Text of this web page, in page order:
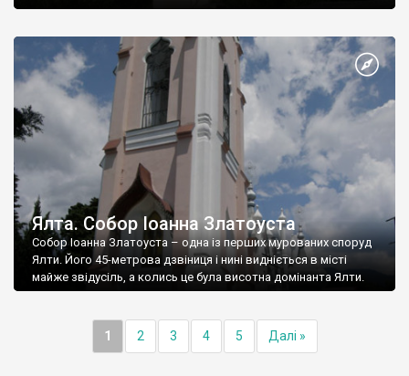
Ялта. Собор Іоанна Златоуста
Собор Іоанна Златоуста – одна із перших мурованих споруд
Ялти. Його 45-метрова дзвіниця і нині видніється в місті
майже звідусіль, а колись це була висотна домінанта Ялти.
1 2 3 4 5 Далі »